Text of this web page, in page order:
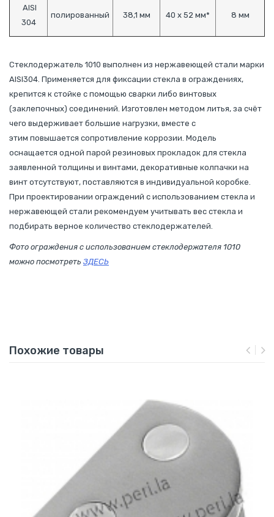
AISI
304
полированный 38,1 мм 40 x 52 мм* 8 мм
Стеклодержатель 1010 выполнен из нержавеющей стали марки
AISI304. Применяется для фиксации стекла в ограждениях,
крепится к стойке с помощью сварки либо винтовых
(заклепочных) соединений. Изготовлен методом литья, за счёт
чего выдерживает большие нагрузки, вместе с
этим повышается сопротивление коррозии. Модель
оснащается одной парой резиновых прокладок для стекла
заявленной толщины и винтами, декоративные колпачки на
винт отсутствуют, поставляются в индивидуальной коробке.
При проектировании ограждений с использованием стекла и
нержавеющей стали рекомендуем учитывать вес стекла и
подбирать верное количество стеклодержателей.
Фото ограждения с использованием стеклодержателя 1010
можно посмотреть ЗДЕСЬ
Похожие товары